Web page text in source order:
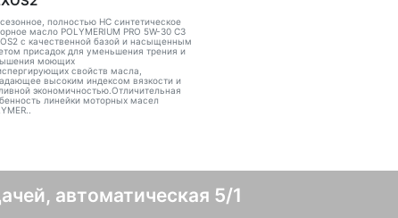
полностью HC синтетическое
масло POLYMERIUM PRO 5W-30 C3
с качественной базой и насыщенным
присадок для уменьшения трения и
моющих
свойств масла,
высоким индексом вязкости и
экономичностью.Отличительная
линейки моторных масел
автоматическая 5/1